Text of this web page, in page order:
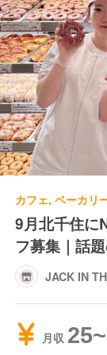
9月北千住に
フ募集｜話
JACK IN
月収